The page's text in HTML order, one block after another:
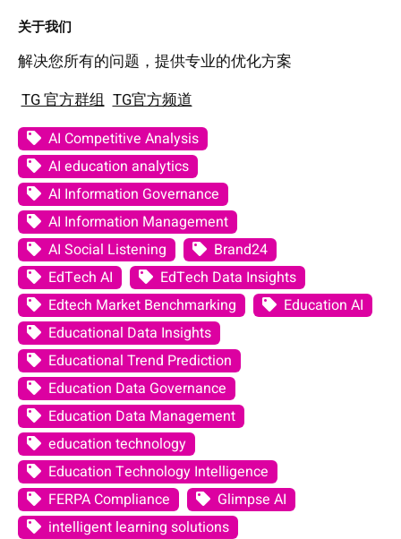
关于我们
解决您所有的问题，提供专业的优化方案
TG 官方群组 TG官方频道
AI Competitive Analysis
AI education analytics
AI Information Governance
AI Information Management
AI Social Listening
Brand24
EdTech AI
EdTech Data Insights
Edtech Market Benchmarking
Education AI
Educational Data Insights
Educational Trend Prediction
Education Data Governance
Education Data Management
education technology
Education Technology Intelligence
FERPA Compliance
Glimpse AI
intelligent learning solutions